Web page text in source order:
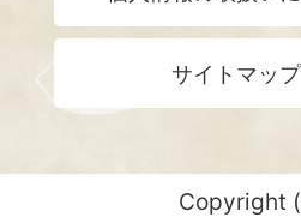
サイトマップ
Copyright